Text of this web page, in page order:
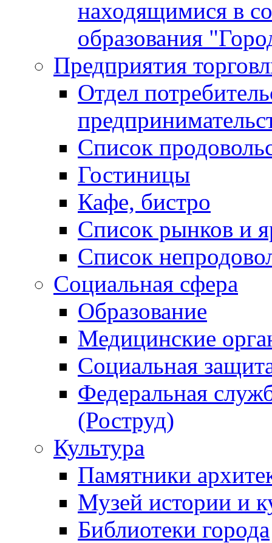
находящимися в
образования
Предприятия
Отдел
Список
Гостиницы
Кафе, бистро
Cписок рынков и
Список
Социальная сфера
Образование
Медицинские
Социальная
Федеральная
(Роструд)
Культура
Памятники
Музей истории и
Библиотеки города